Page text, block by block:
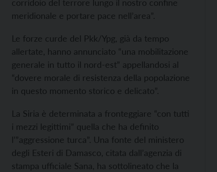
corridoio del terrore lungo il nostro confine
meridionale e portare pace nell’area”.
Le forze curde del Pkk/Ypg, già da tempo
allertate, hanno annunciato “una mobilitazione
generale in tutto il nord-est” appellandosi al
“dovere morale di resistenza della popolazione
in questo momento storico e delicato”.
La Siria è determinata a fronteggiare “con tutti
i mezzi legittimi” quella che ha definito
l’”aggressione turca”. Una fonte del ministero
degli Esteri di Damasco, citata dall’agenzia di
stampa ufficiale Sana, ha sottolineato che la